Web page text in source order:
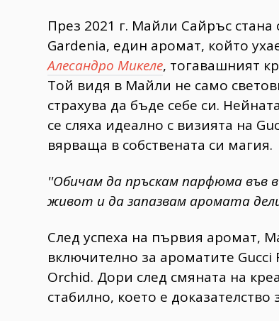
През 2021 г. Майли Сайръс
Gardenia, един аромат, който
Алесандро Микеле, тогавашният
Той видя в Майли не само
страхува да бъде себе си.
се сляха идеално с визията на
вярваща в собствената си магия.
''Обичам да пръскам парфюма във
живот и да запазвам аромата
След успеха на първия аромат,
включително за ароматите Gucci
Orchid. Дори след смяната на
стабилно, което е